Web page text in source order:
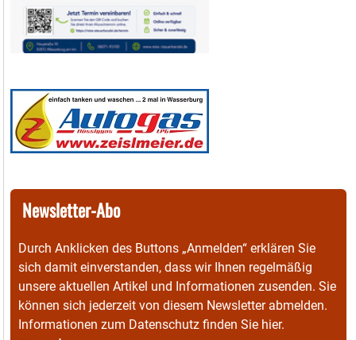
Newsletter-Abo
Durch Anklicken des Buttons „Anmelden“ erklären Sie
sich damit einverstanden, dass wir Ihnen regelmäßig
unsere aktuellen Artikel und Informationen zusenden. Sie
können sich jederzeit von diesem Newsletter abmelden.
Informationen zum Datenschutz finden Sie hier.